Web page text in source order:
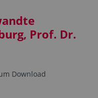
Prof. Dr.
Download